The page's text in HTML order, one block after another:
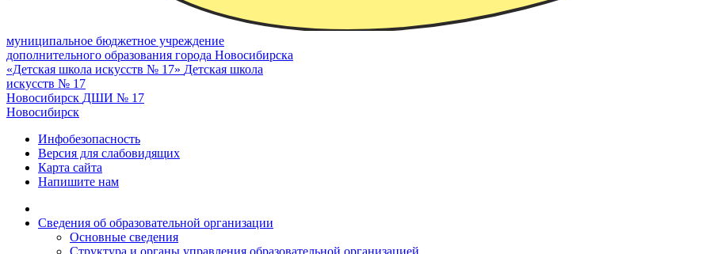
муниципальное бюджетное учреждение
дополнительного образования города Новосибирска
«Детская школа искусств № 17» Детская школа
искусств № 17
Новосибирск ДШИ № 17
Новосибирск
Инфобезопасность
Версия для слабовидящих
Карта сайта
Напишите нам
Сведения об образовательной организации
Основные сведения
Структура и органы управления образовательной организацией